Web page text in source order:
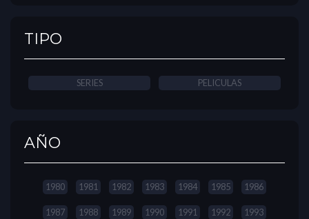
TIPO
SERIES PELICULAS
AÑO
1980 1981 1982 1983 1984 1985 1986
1987 1988 1989 1990 1991 1992 1993